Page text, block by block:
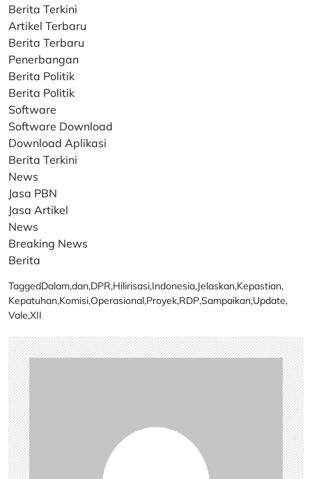
Berita Terkini
Artikel Terbaru
Berita Terbaru
Penerbangan
Berita Politik
Berita Politik
Software
Software Download
Download Aplikasi
Berita Terkini
News
Jasa PBN
Jasa Artikel
News
Breaking News
Berita
TaggedDalam,dan,DPR,Hilirisasi,Indonesia,Jelaskan,Kepastian,
Kepatuhan,Komisi,Operasional,Proyek,RDP,Sampaikan,Update,
Vale,XII